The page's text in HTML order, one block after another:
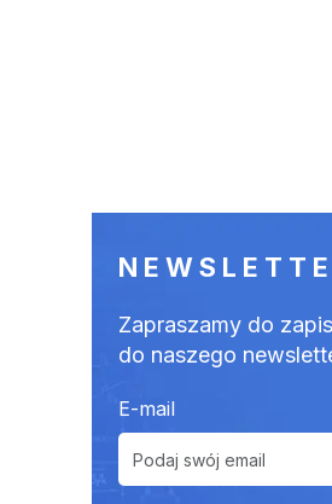
Zapraszamy do
do naszego
E-mail